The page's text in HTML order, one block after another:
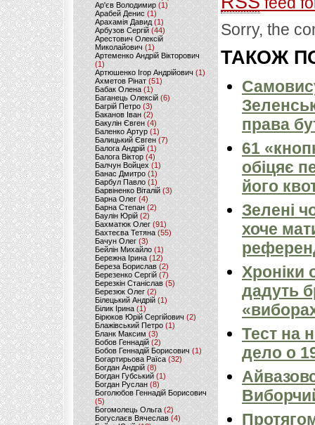
Ар'єв Володимир (1)
Арабей Денис(1)
Арахамія Давид (1)
Арбузов Сергій (44)
Арестович Олексій
Миколайович(1)
Артеменко Андрій Вікторович
(1)
Артюшенко Ігор Андрійович(1)
Ахметов Рінат(51)
Бабак Олена(1)
Баганець Олексій(6)
Багрій Петро (3)
Баканов Іван(2)
Бакулін Євген (4)
Баленко Артур(1)
Балицький Євген(7)
Балога Андрій (1)
Балога Віктор (4)
Балчун Войцех (1)
Банас Дмитро (1)
Барбул Павло(1)
Барвіненко Віталій(3)
Барна Олег (4)
Барна Степан (2)
Баулін Юрій (2)
Бахматюк Олег (91)
Бахтеєва Тетяна(55)
Бачун Олег (3)
Бейлін Михайло (1)
Бережна Ірина(12)
Береза Борислав(2)
Березенко Сергій (7)
Березкін Станіслав (5)
Березюк Олег(2)
Білецький Андрій (1)
Білик Ірина (1)
Бірюков Юрій Сергійович (2)
Блажівський Петро (1)
Бланк Максим(3)
Бобов Геннадій (2)
Бобов Геннадій Борисович (1)
Богартирьова Раїса (32)
Богдан Андрій(8)
Богдан Губський (1)
Богдан Руслан(8)
Боголюбов Геннадій Борисович
(5)
Богомолець Ольга (2)
Богуслаєв Вячеслав (4)
Sorry, the
ТАКОЖ
права
61
обіцяє
його
Зелені
хоче
Хроніки
дадуть
Тест на
дело о